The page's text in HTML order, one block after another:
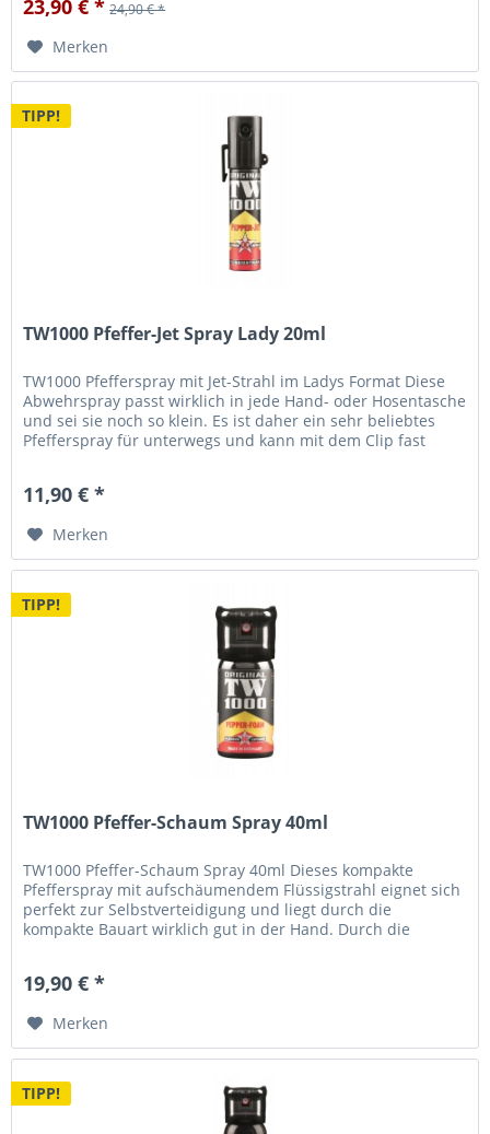
23,90 € * 24,90 € *
Merken
TIPP!
TW1000 Pfeffer-Jet Spray Lady 20ml
TW1000 Pfefferspray mit Jet-Strahl im Ladys Format Diese
Abwehrspray passt wirklich in jede Hand- oder Hosentasche
und sei sie noch so klein. Es ist daher ein sehr beliebtes
Pfefferspray für unterwegs und kann mit dem Clip fast
11,90 € *
Merken
TIPP!
TW1000 Pfeffer-Schaum Spray 40ml
TW1000 Pfeffer-Schaum Spray 40ml Dieses kompakte
Pfefferspray mit aufschäumendem Flüssigstrahl eignet sich
perfekt zur Selbstverteidigung und liegt durch die
kompakte Bauart wirklich gut in der Hand. Durch die
19,90 € *
Merken
TIPP!